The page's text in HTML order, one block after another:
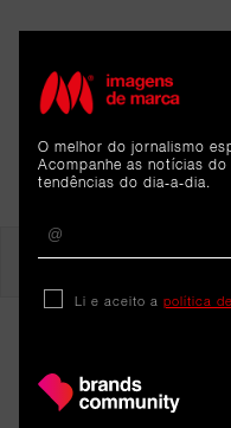
O melhor do jornalismo
Acompanhe as notícias
tendências do dia-a-dia.
Li e aceito a política